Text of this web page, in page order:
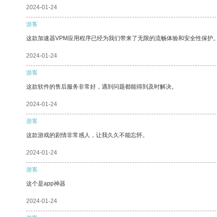
2024-01-24
游客
这款加速器VPM应用程序已经为我们带来了无限的流畅体验和安全性保护
2024-01-24
游客
这款软件的售后服务非常好，遇到问题都能得到及时解决。
2024-01-24
游客
这款游戏的剧情非常感人，让我久久不能忘怀。
2024-01-24
游客
这个是app神器
2024-01-24